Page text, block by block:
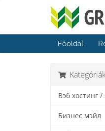
Főoldal
Вэб хостинг
Бизнес мэйл